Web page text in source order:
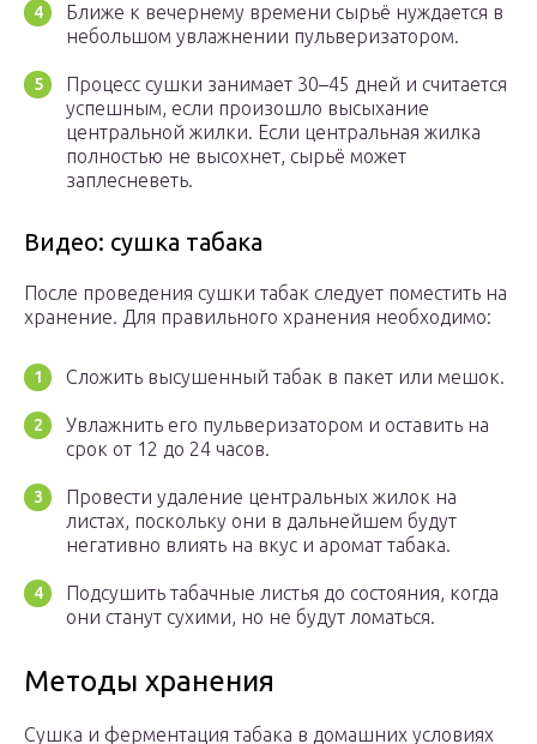
Ближе к вечернему времени сырьё нуждается в
небольшом увлажнении пульверизатором.
Процесс сушки занимает 30–45 дней и считается
успешным, если произошло высыхание
центральной жилки. Если центральная жилка
полностью не высохнет, сырьё может
заплесневеть.
Видео: сушка табака
После проведения сушки табак следует поместить на
хранение. Для правильного хранения необходимо:
Сложить высушенный табак в пакет или мешок.
Увлажнить его пульверизатором и оставить на
срок от 12 до 24 часов.
Провести удаление центральных жилок на
листах, поскольку они в дальнейшем будут
негативно влиять на вкус и аромат табака.
Подсушить табачные листья до состояния, когда
они станут сухими, но не будут ломаться.
Методы хранения
Сушка и ферментация табака в домашних условиях